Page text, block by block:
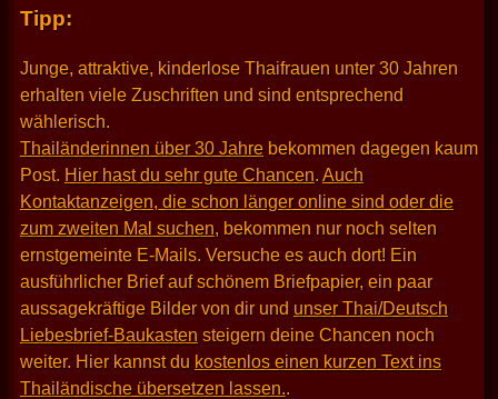
Tipp:
Junge, attraktive, kinderlose Thaifrauen unter 30 Jahren
erhalten viele Zuschriften und sind entsprechend
wählerisch.
Thailänderinnen über 30 Jahre bekommen dagegen kaum
Post. Hier hast du sehr gute Chancen. Auch
Kontaktanzeigen, die schon länger online sind oder die
zum zweiten Mal suchen, bekommen nur noch selten
ernstgemeinte E-Mails. Versuche es auch dort! Ein
ausführlicher Brief auf schönem Briefpapier, ein paar
aussagekräftige Bilder von dir und unser Thai/Deutsch
Liebesbrief-Baukasten steigern deine Chancen noch
weiter. Hier kannst du kostenlos einen kurzen Text ins
Thailändische übersetzen lassen..